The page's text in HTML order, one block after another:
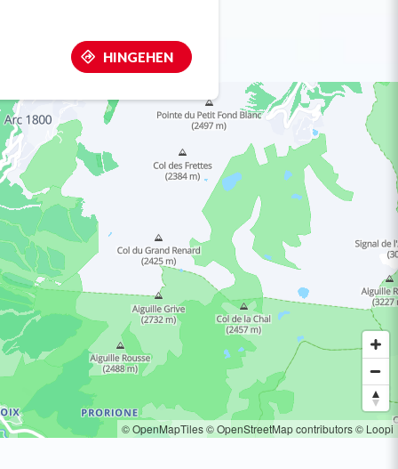
HINGEHEN
© OpenMapTiles© OpenStreetMap contributors© Loopi